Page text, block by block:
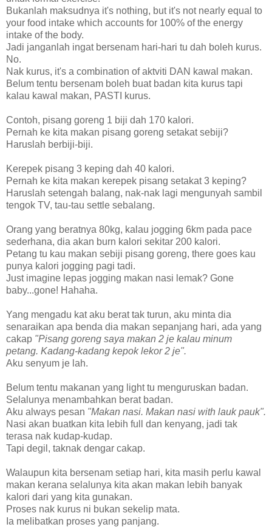
Bukanlah maksudnya it's nothing, but it's not nearly equal to
your food intake which accounts for 100% of the energy
intake of the body.
Jadi janganlah ingat bersenam hari-hari tu dah boleh kurus.
No.
Nak kurus, it's a combination of aktviti DAN kawal makan.
Belum tentu bersenam boleh buat badan kita kurus tapi
kalau kawal makan, PASTI kurus.
Contoh, pisang goreng 1 biji dah 170 kalori.
Pernah ke kita makan pisang goreng setakat sebiji?
Haruslah berbiji-biji.
Kerepek pisang 3 keping dah 40 kalori.
Pernah ke kita makan kerepek pisang setakat 3 keping?
Haruslah setengah balang, nak-nak lagi mengunyah sambil
tengok TV, tau-tau settle sebalang.
Orang yang beratnya 80kg, kalau jogging 6km pada pace
sederhana, dia akan burn kalori sekitar 200 kalori.
Petang tu kau makan sebiji pisang goreng, there goes kau
punya kalori jogging pagi tadi.
Just imagine lepas jogging makan nasi lemak? Gone
baby...gone! Hahaha.
Yang mengadu kat aku berat tak turun, aku minta dia
senaraikan apa benda dia makan sepanjang hari, ada yang
cakap "Pisang goreng saya makan 2 je kalau minum
petang. Kadang-kadang kepok lekor 2 je".
Aku senyum je lah.
Belum tentu makanan yang light tu menguruskan badan.
Selalunya menambahkan berat badan.
Aku always pesan "Makan nasi. Makan nasi with lauk pauk".
Nasi akan buatkan kita lebih full dan kenyang, jadi tak
terasa nak kudap-kudap.
Tapi degil, taknak dengar cakap.
Walaupun kita bersenam setiap hari, kita masih perlu kawal
makan kerana selalunya kita akan makan lebih banyak
kalori dari yang kita gunakan.
Proses nak kurus ni bukan sekelip mata.
Ia melibatkan proses yang panjang.